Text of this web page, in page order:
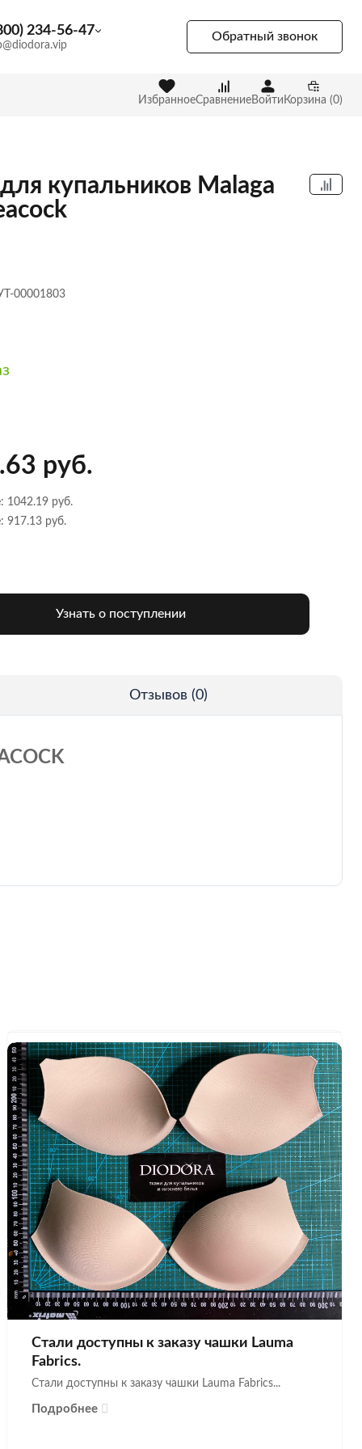
234-56-47 Обратный звонок
ИзбранноеСравнениеВойти Корзина (0)
купальников Malaga
00001803
руб.
1042.19 руб.
917.13 руб.
Узнать о поступлении
Отзывов (0)
Стали доступны к заказу чашки Lauma
Fabrics.
Стали доступны к заказу чашки Lauma Fabrics...
Подробнее